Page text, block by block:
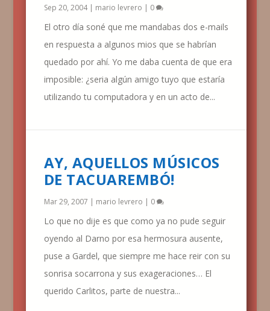
Sep 20, 2004| mario levrero | 0
El otro día soné que me mandabas dos e-mails
en respuesta a algunos mios que se habrían
quedado por ahí. Yo me daba cuenta de que era
imposible: ¿seria algún amigo tuyo que estaría
utilizando tu computadora y en un acto de...
AY, AQUELLOS MÚSICOS
DE TACUAREMBÓ!
Mar 29, 2007 | mario levrero | 0
Lo que no dije es que como ya no pude seguir
oyendo al Darno por esa hermosura ausente,
puse a Gardel, que siempre me hace reir con su
sonrisa socarrona y sus exageraciones… El
querido Carlitos, parte de nuestra...